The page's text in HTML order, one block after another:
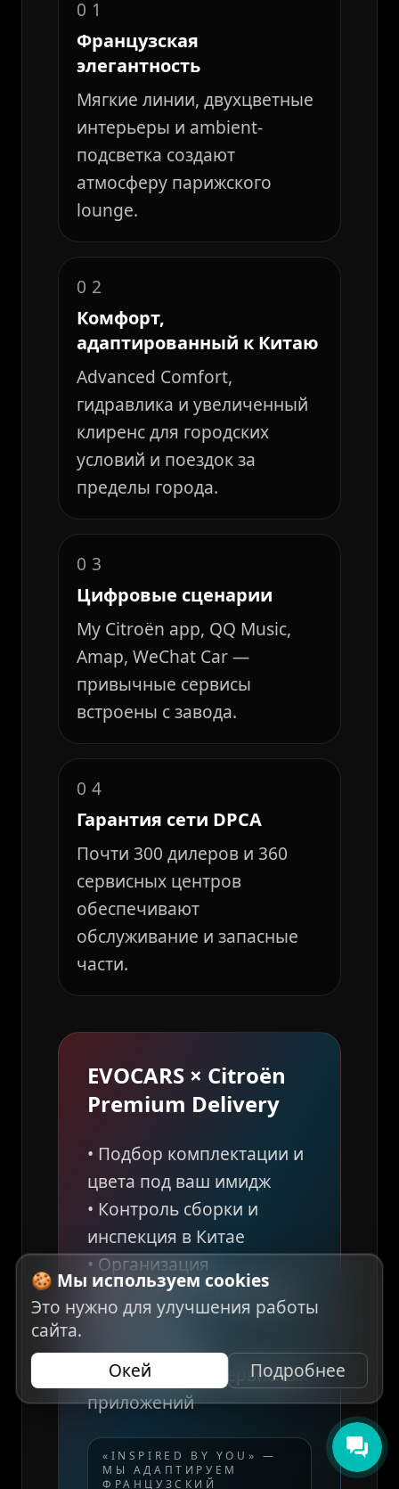
01
Французская
элегантность
Мягкие линии, двухцветные
интерьеры и ambient-
подсветка создают
атмосферу парижского
lounge.
02
Комфорт,
адаптированный к Китаю
Advanced Comfort,
гидравлика и увеличенный
клиренс для городских
условий и поездок за
пределы города.
03
Цифровые сценарии
My Citroën app, QQ Music,
Amap, WeChat Car —
привычные сервисы
встроены с завода.
04
Гарантия сети DPCA
Почти 300 дилеров и 360
сервисных центров
обеспечивают
обслуживание и запасные
части.
EVOCARS × Citroën
Premium Delivery
• Подбор комплектации и
цвета под ваш имидж
• Контроль сборки и
инспекция в Китае
• Организация
транспорта, страховки и
растаможки
• Локализация
мультимедиа и сервисных
приложений
«INSPIRED BY YOU» —
МЫ АДАПТИРУЕМ
ФРАНЦУЗСКИЙ
🍪 Мы используем cookies
Это нужно для улучшения работы
сайта.
Окей Подробнее